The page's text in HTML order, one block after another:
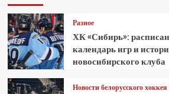
Разное
ХК «Сибирь»:
календарь игр и
новосибирского клуба
Новости белорусского хоккея